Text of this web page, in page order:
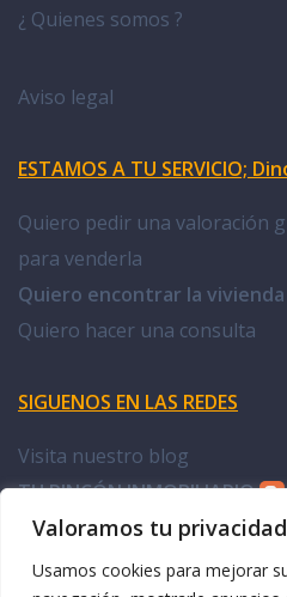
Valoramos tu privacidad
Usamos cookies para mejorar
¿ Quienes somos ?
Aviso legal
ESTAMOS A TU SERVICIO;
Quiero pedir una valoración
para venderla
Quiero encontrar la
Quiero hacer una consulta
SIGUENOS EN LAS REDES
Visita nuestro blog
TU RINCÓN INMOBILIARIO
Facebook Doña Casa